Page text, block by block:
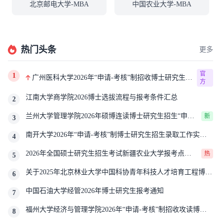
北京邮电大学-MBA 中国农业大学-MBA
热门头条 更多
1
广州医科大学2026年“申请-考核”制招收博士研究生报
官
方
2 江南大学商学院2026博士选拔流程与报考条件汇总
3
兰州大学管理学院2026年硕博连读博士研究生招生“申请-
新
4
南开大学2026年“申请-考核”制博士研究生招生录取工作实施
5
2026年全国硕士研究生招生考试新疆农业大学报考点网
热
6
关于2025年北京林业大学中国科协青年科技人才培育工程博士
7
中国石油大学经管2026年博士研究生报考通知
8
福州大学经济与管理学院2026年“申请-考核”制招收攻读博士